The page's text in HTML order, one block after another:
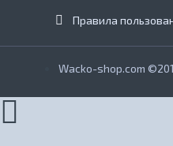
Правила
Wacko-shop.com